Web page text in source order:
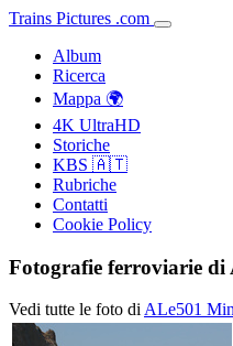
Trains Pictures .com
Album
Ricerca
Mappa 🌍
4K UltraHD
Storiche
KBS 🇦🇹
Rubriche
Contatti
Cookie Policy
Fotografie ferroviarie di
Vedi tutte le foto diALe501